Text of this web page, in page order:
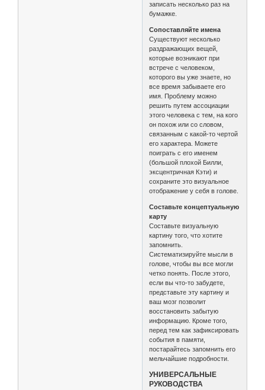
записать несколько раз на
бумажке.
Сопоставляйте имена
Существуют несколько
раздражающих вещей,
которые возникают при
встрече с человеком,
которого вы уже знаете, но
все время забываете его
имя. Проблему можно
решить путем ассоциации
этого человека с тем, на кого
он похож или со словом,
связанным с какой-то чертой
его характера. Можете
поиграть с его именем
(большой плохой Билли,
эксцентричная Кэти) и
сохраните это визуальное
отображение у себя в голове.
Составьте концептуальную
карту
Составьте визуальную
картину того, что хотите
запомнить.
Систематизируйте мысли в
голове, чтобы вы все могли
четко понять. После этого,
если вы что-то забудете,
представьте эту картину и
ваш мозг позволит
восстановить забытую
информацию. Кроме того,
перед тем как зафиксировать
события в памяти,
постарайтесь запомнить его
мельчайшие подробности.
УНИВЕРСАЛЬНЫЕ
РУКОВОДСТВА